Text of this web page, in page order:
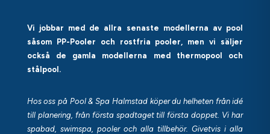
Vi jobbar med de allra senaste modellerna av pool
såsom PP-Pooler och rostfria pooler, men vi säljer
också de gamla modellerna med thermopool och
stålpool.
Hos oss på Pool & Spa Halmstad köper du helheten från idé
till planering, från första spadtaget till första doppet. Vi har
spabad, swimspa, pooler och alla tillbehör. Givetvis i alla